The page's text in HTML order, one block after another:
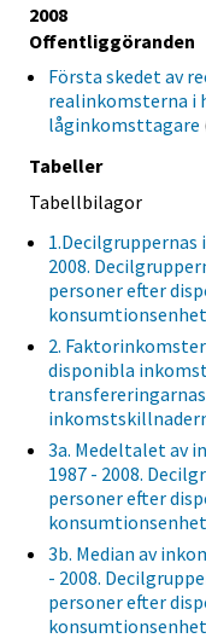
2008
Offentliggöranden
Första skedet av
realinkomsterna i
låginkomsttagare
Tabeller
Tabellbilagor
1.Decilgruppernas
2008.
personer efter
2.
disponibla
3a. Medeltalet av
1987 - 2008.
personer efter
3b. Median av
- 2008.
personer efter